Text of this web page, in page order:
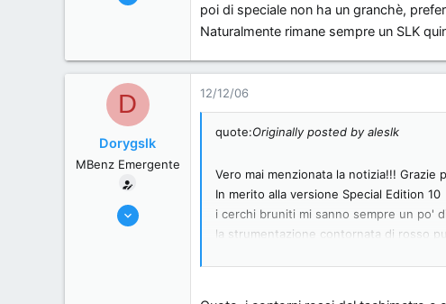
Roma, .
poi di speciale non ha un granchè,
Naturalmente rimane sempre un SLK
D
Dorygslk
MBenz Emergente
18/10/06
12/12/06
quote:Originally posted by aleslk
Vero mai menzionata la notizia!!! Grazie
In merito alla versione Special Edition 10
i cerchi bruniti mi sanno sempre un po'
la strumentazione contornata di rosso
dovuto cambiare lo sfondo